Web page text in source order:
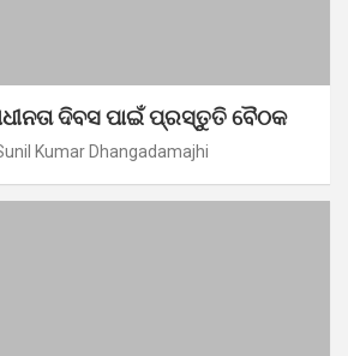
ଦିବସ ପାଇଁ ପ୍ରସ୍ତୁତି ବୈଠକ
Kumar Dhangadamajhi